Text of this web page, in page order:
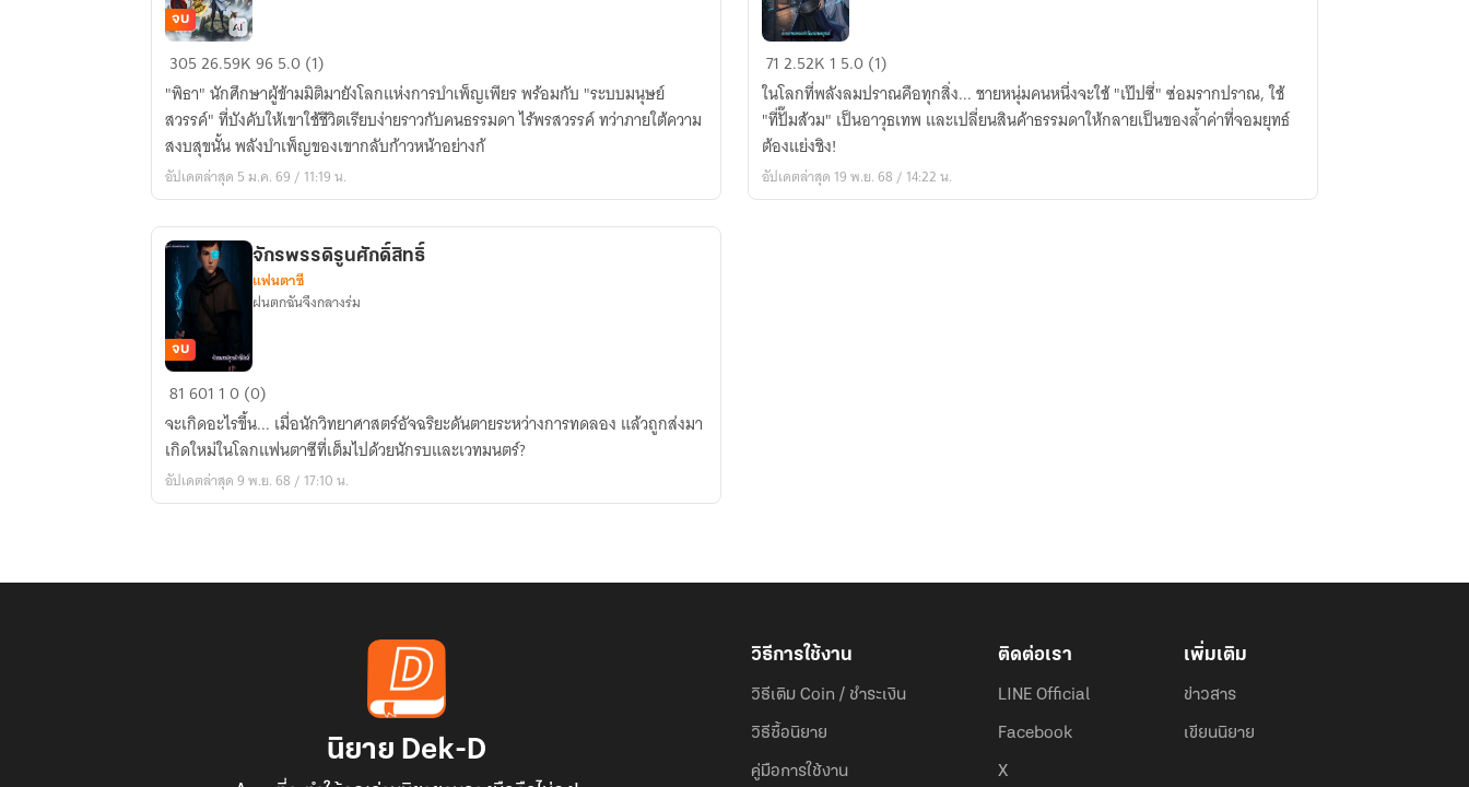
บอส
ลับ
ของ
หมู่บ้าน
เริ่ม
ต้น
ระบบ
มนุษย์
สวรรค์
จบ
30526.59K965.0 (1)
"พิธา" นักศึกษาผู้ข้ามมิติมายังโลกแห่งการบำเพ็ญเพียร พร้อมกับ "ระบบมนุษย์
สวรรค์" ที่บังคับให้เขาใช้ชีวิตเรียบง่ายราวกับคนธรรมดา ไร้พรสวรรค์ ทว่าภายใต้ความ
สงบสุขนั้น พลังบำเพ็ญของเขากลับก้าวหน้าอย่างก้
อัปเดตล่าสุด 5 ม.ค. 69 / 11:19 น.
ร้าน
ขาย
ของชำ
โลก
เทพ
ยุทธ์
712.52K 1 5.0 (1)
ในโลกที่พลังลมปราณคือทุกสิ่ง... ชายหนุ่มคนหนึ่งจะใช้ "เป๊ปซี่" ซ่อมรากปราณ, ใช้
"ที่ปั๊มส้วม" เป็นอาวุธเทพ และเปลี่ยนสินค้าธรรมดาให้กลายเป็นของล้ำค่าที่จอมยุทธ์
ต้องแย่งชิง!
อัปเดตล่าสุด 19 พ.ย. 68 / 14:22 น.
จักร
รดิ
รูน
ศักดิ์สิทธิ์
จบ
จักรพรรดิรูนศักดิ์สิทธิ์
แฟนตาซี
ฝนตกฉันจึงกลางร่ม
81601 10 (0)
จะเกิดอะไรขึ้น... เมื่อนักวิทยาศาสตร์อัจฉริยะดันตายระหว่างการทดลอง แล้วถูกส่งมา
เกิดใหม่ในโลกแฟนตาซีที่เต็มไปด้วยนักรบและเวทมนตร์?
อัปเดตล่าสุด 9 พ.ย. 68 / 17:10 น.
นิยาย Dek-D
วิธีการใช้งาน
วิธีเติม Coin / ชำระเงิน
วิธีซื้อนิยาย
คู่มือการใช้งาน
ติดต่อเรา
LINE Official
Facebook
X
เพิ่มเติม
ข่าวสาร
เขียนนิยาย